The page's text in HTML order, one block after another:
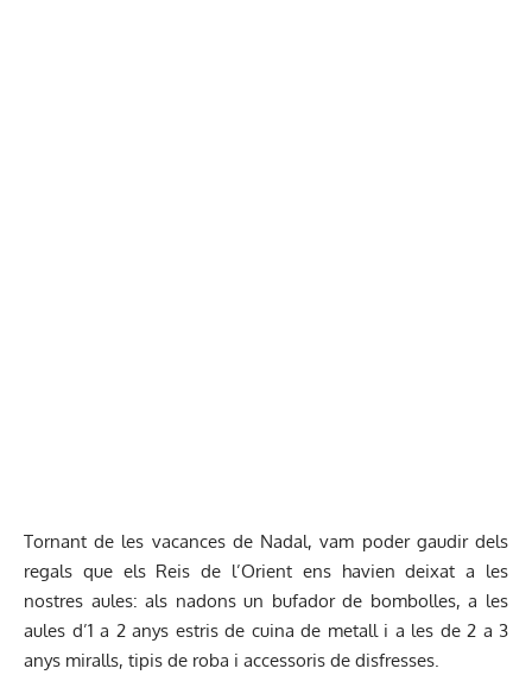
Tornant de les vacances de Nadal, vam poder gaudir dels
regals que els Reis de l’Orient ens havien deixat a les
nostres aules: als nadons un bufador de bombolles, a les
aules d’1 a 2 anys estris de cuina de metall i a les de 2 a 3
anys miralls, tipis de roba i accessoris de disfresses.